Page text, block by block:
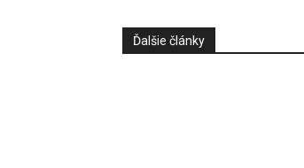
Ďalšie články